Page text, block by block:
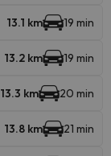
13.1 km 19 min
13.2 km 19 min
13.3 km 20 min
13.8 km 21 min